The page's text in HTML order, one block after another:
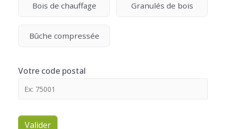
Bois de chauffage Granulés de bois
Bûche compressée
Votre code postal
Valider